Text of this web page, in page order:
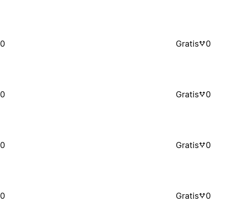
0 Gratis 0
0 Gratis 0
0 Gratis 0
0 Gratis 0